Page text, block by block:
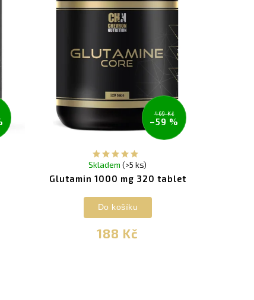
469 Kč
–59 %
Glutamin 1000 mg 320 tablet
Skladem(>5 ks)
188 Kč
Do košíku